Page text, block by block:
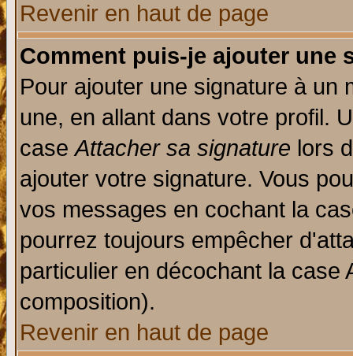
Revenir en haut de page
Comment puis-je ajouter une
Pour ajouter une signature à un
une, en allant dans votre profil.
caseAttacher sa signature lors
ajouter votre signature. Vous
vos messages en cochant la
pourrez toujours empêcher
particulier en décochant la
composition).
Revenir en haut de page